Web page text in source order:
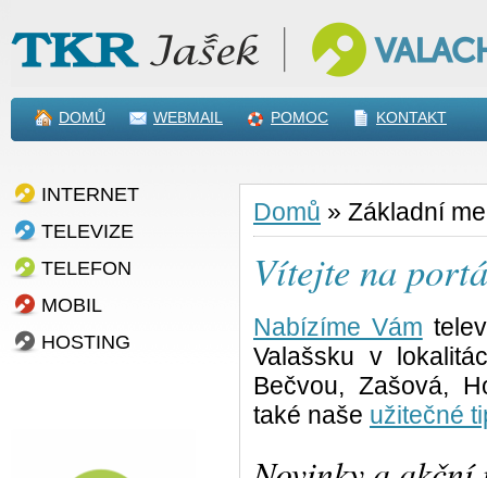
DOMŮ WEBMAIL POMOC KONTAKT
INTERNET
TELEVIZE
TELEFON
MOBIL
HOSTING
Domů » Základní
Vítejte na
Nabízíme Vám
Valašsku v
Bečvou, Zašová,
také naše užitečné